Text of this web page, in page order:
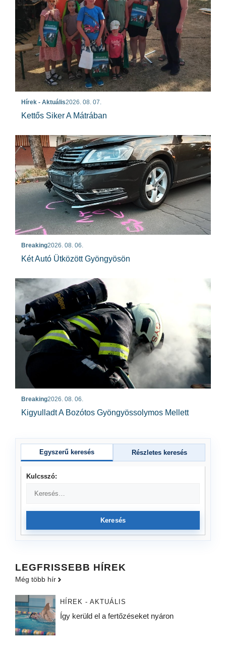
Hírek - Aktuális2026. 08. 07.
Kettős Siker A Mátrában
Breaking2026. 08. 06.
Két Autó Ütközött Gyöngyösön
Breaking2026. 08. 06.
Kigyulladt A Bozótos Gyöngyössolymos Mellett
Egyszerű keresés Részletes keresés
Kulcsszó:
Keresés
LEGFRISSEBB HÍREK
Még több hír
HÍREK - AKTUÁLIS
Így kerüld el a fertőzéseket nyáron